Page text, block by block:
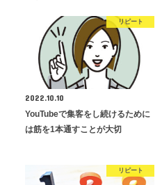
リピート
2022.10.10
YouTubeで集客をし続けるために
は筋を1本通すことが大切
リピート